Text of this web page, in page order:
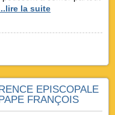
la suite
EPISCOPALE
FRANÇOIS